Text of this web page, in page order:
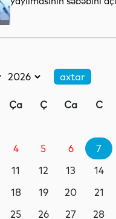
Discovery”nin
razılıq verib
məhdudlaşdırmaq
gəlib
07 Avqust 18:45
ABŞ Kiber Komandanlığı
hadisələrini araşdırır
07 Avqust 18:19
Ça Ç Ca C
4 5 6 7
11 12 13 14
18 19 20 21
25 26 27 28